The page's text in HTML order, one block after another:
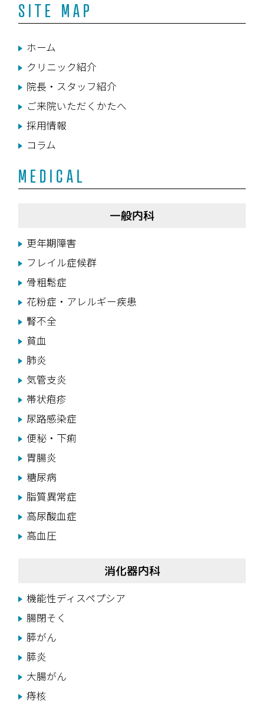
SITE MAP
ホーム
クリニック紹介
院長・スタッフ紹介
ご来院いただくかたへ
採用情報
コラム
MEDICAL
一般内科
更年期障害
フレイル症候群
骨粗鬆症
花粉症・アレルギー疾患
腎不全
貧血
肺炎
気管支炎
帯状疱疹
尿路感染症
便秘・下痢
胃腸炎
糖尿病
脂質異常症
高尿酸血症
高血圧
消化器内科
機能性ディスペプシア
腸閉そく
膵がん
膵炎
大腸がん
痔核